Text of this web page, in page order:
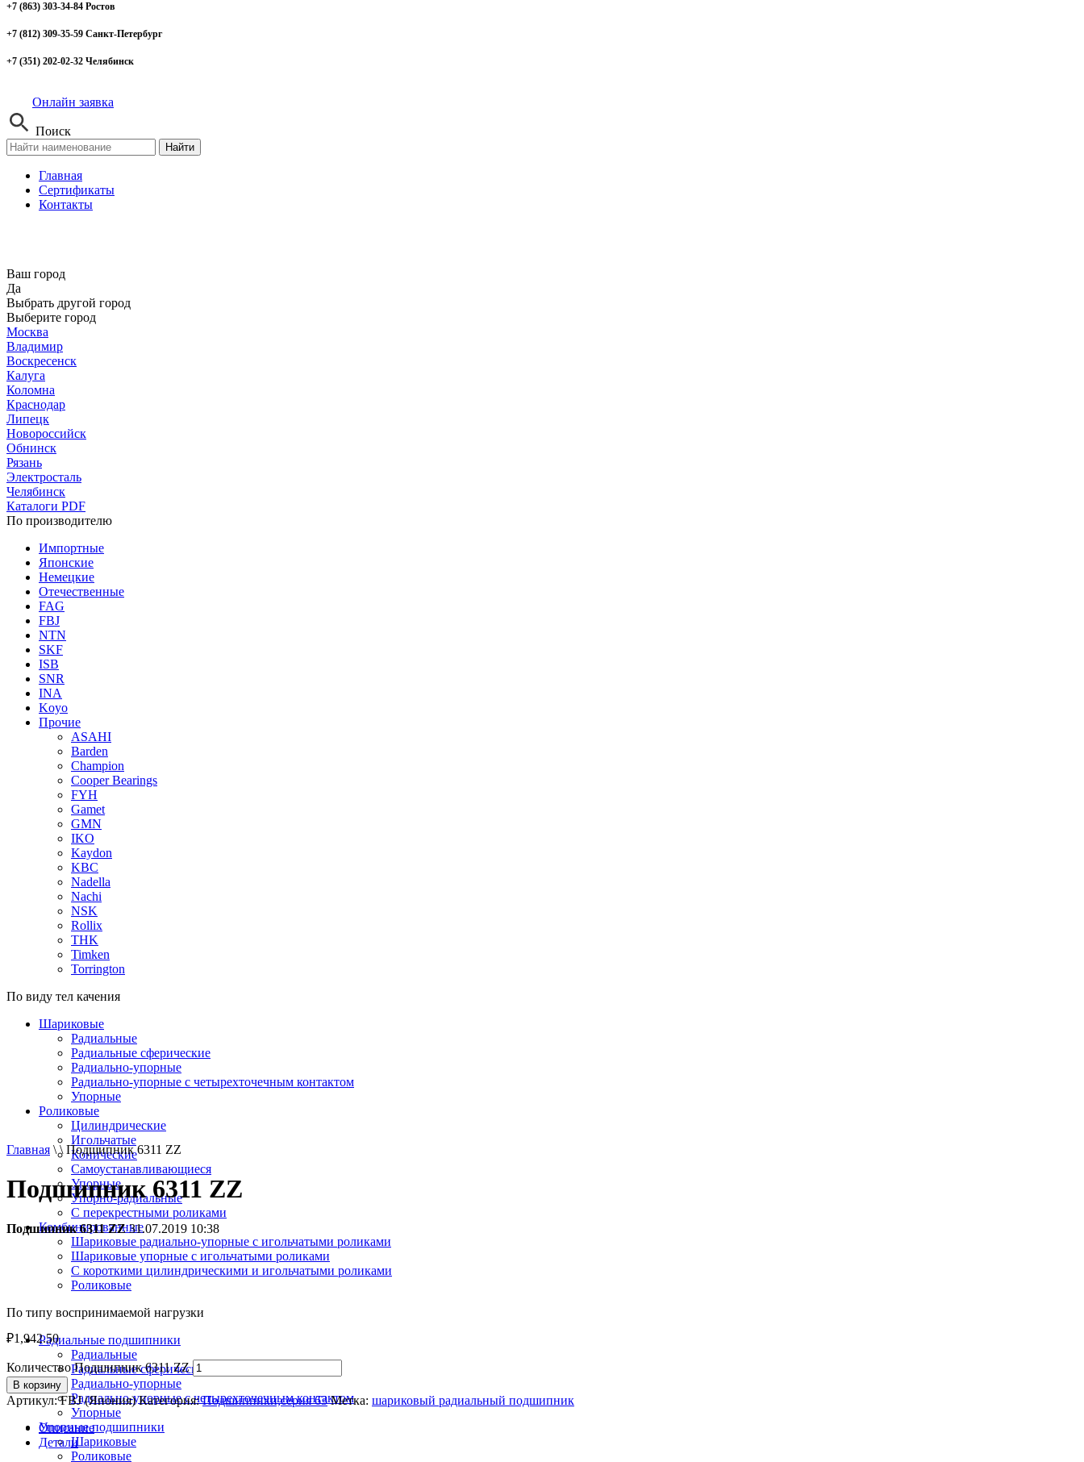
+7 (863) 303-34-84 Ростов
+7 (812) 309-35-59 Санкт-Петербург
+7 (351) 202-02-32 Челябинск
Онлайн заявка
Поиск
Найти
Главная
Сертификаты
Контакты
Ваш город
Да
Выбрать другой город
Выберите город
Москва
Владимир
Воскресенск
Калуга
Коломна
Краснодар
Липецк
Новороссийск
Обнинск
Рязань
Электросталь
Челябинск
Каталоги PDF
По производителю
Импортные
Японские
Немецкие
Отечественные
FAG
FBJ
NTN
SKF
ISB
SNR
INA
Koyo
Прочие
ASAHI
Barden
Champion
Cooper Bearings
FYH
Gamet
GMN
IKO
Kaydon
KBC
Nadella
Nachi
NSK
Rollix
THK
Timken
Torrington
По виду тел качения
Шариковые
Радиальные
Радиальные сферические
Радиально-упорные
Радиально-упорные с четырехточечным контактом
Упорные
Роликовые
Цилиндрические
Игольчатые
Конические
Самоустанавливающиеся
Упорные
Упорно-радиальные
C перекрестными роликами
Комбинированные
Шариковые радиально-упорные с игольчатыми роликами
Шариковые упорные с игольчатыми роликами
С короткими цилиндрическими и игольчатыми роликами
Роликовые
По типу воспринимаемой нагрузки
Радиальные подшипники
Радиальные
Радиальные сферические
Радиально-упорные
Радиально-упорные с четырехточечным контактом
Упорные
Упорные подшипники
Шариковые
Роликовые
Главная \ \ Подшипник 6311 ZZ
Подшипник 6311 ZZ
Подшипник 6311 ZZ31.07.2019 10:38
₽1,942.50
Количество Подшипник 6311 ZZ
В корзину
Артикул:FBJ (Япония) Категория:Подшипники,серия 63 Метка: шариковый радиальный подшипник
Описание
Детали